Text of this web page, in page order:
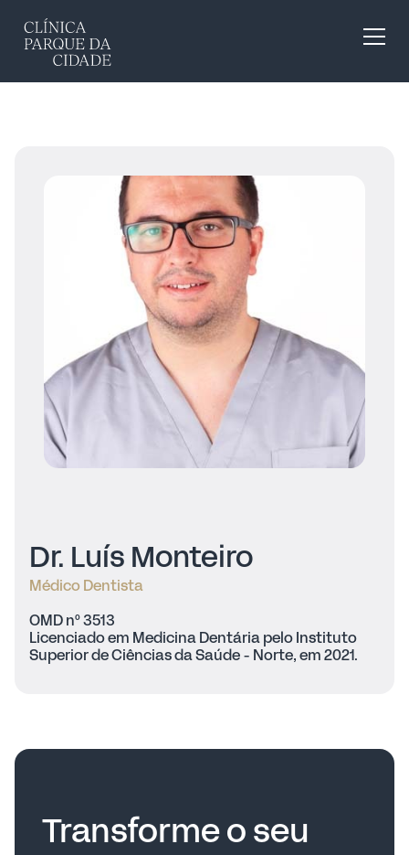
Dr. Luís Monteiro
Médico Dentista
OMD nº 3513
Licenciado em Medicina Dentária pelo Instituto
Superior de Ciências da Saúde - Norte, em 2021.
Transforme o seu